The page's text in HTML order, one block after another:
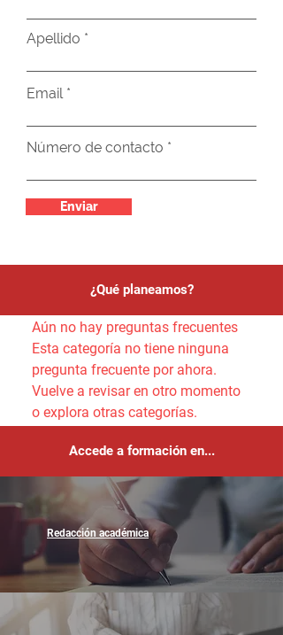
Apellido
Email
Número de contacto
Enviar
¿Qué planeamos?
Aún no hay preguntas frecuentes
Esta categoría no tiene ninguna
pregunta frecuente por ahora.
Vuelve a revisar en otro momento
o explora otras categorías.
Accede a formación en...
Redacción académica